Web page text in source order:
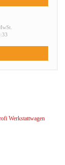
Werkstattwagen